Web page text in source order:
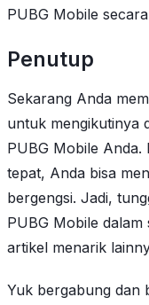
PUBG Mobile
Penutup
Sekarang Anda
untuk mengikutinya
PUBG Mobile Anda.
tepat, Anda bisa
bergengsi. Jadi,
PUBG Mobile dalam
artikel menarik
Yuk bergabung dan